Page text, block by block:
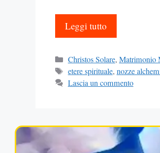
Leggi tutto
Categorie
Christos Solare, Matrimonio
Tag
etere spirituale, nozze
Lascia un commento